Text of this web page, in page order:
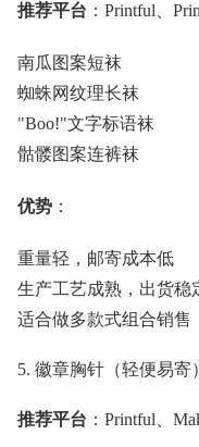
推荐平台 ：Printful、
南瓜图案短袜
蜘蛛网纹理长袜
"Boo!"文字标语袜
骷髅图案连裤袜
优势 ：
重量轻，邮寄成本低
生产工艺成熟，出货稳
适合做多款式组合销售
5. 徽章胸针（轻便易寄）
推荐平台 ：Printful、